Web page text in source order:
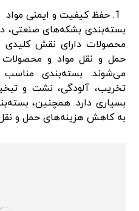
حفظ کیفیت و ایمنی مواد
بسته‌بندی بشکه‌های صنعتی،
محصولات دارای نقش
حمل و نقل مواد و محصولات
می‌شوند. بسته‌بندی مناسب
تخریب، آلودگی، نشت و
بسیاری دارد. همچنین،
به کاهش هزینه‌های حمل و